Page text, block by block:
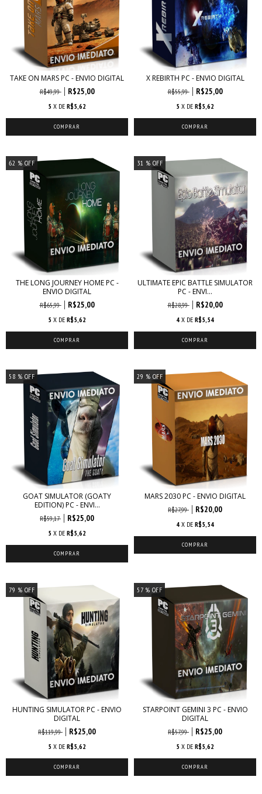
TAKE ON MARS PC - ENVIO DIGITAL
R$49,99 R$25,00
5 X DE R$5,62
X REBIRTH PC - ENVIO DIGITAL
R$55,99 R$25,00
5 X DE R$5,62
62 % OFF
THE LONG JOURNEY HOME PC -
ENVIO DIGITAL
R$65,99 R$25,00
5 X DE R$5,62
31 % OFF
ULTIMATE EPIC BATTLE SIMULATOR
PC - ENVI...
R$28,99 R$20,00
4 X DE R$5,54
58 % OFF
GOAT SIMULATOR (GOATY
EDITION) PC - ENVI...
R$59,17 R$25,00
5 X DE R$5,62
29 % OFF
MARS 2030 PC - ENVIO DIGITAL
R$27,99 R$20,00
4 X DE R$5,54
79 % OFF
HUNTING SIMULATOR PC - ENVIO
DIGITAL
R$119,99 R$25,00
5 X DE R$5,62
57% OFF
STARPOINT GEMINI 3 PC - ENVIO
DIGITAL
R$57,99 R$25,00
5 X DE R$5,62